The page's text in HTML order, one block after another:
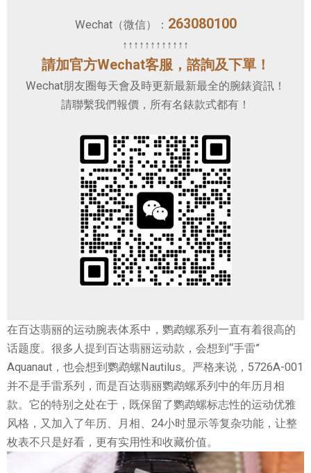
Wechat（微信）： 263080100
↑↑↑↑↑↑↑↑↑↑↑↑
請加官方Wechat客服，諮詢及下單！
Wechat朋友圈每天會及時更新最新最全的腕錶資訊！
請聯繫我們報價，所有名錶款式都有！
在百达翡丽的运动腕表体系中，鹦鹉螺系列一直有着很高的
话题度。很多人提到百达翡丽运动款，会想到“手雷”
Aquanaut，也会想到鹦鹉螺Nautilus。严格来说，5726A-001
并不是手雷系列，而是百达翡丽鹦鹉螺系列中的年历月相
款。它的特别之处在于，既保留了鹦鹉螺标志性的运动优雅
风格，又加入了年历、月相、24小时显示等复杂功能，让整
枚表不只是好看，更有实用性和收藏价值。